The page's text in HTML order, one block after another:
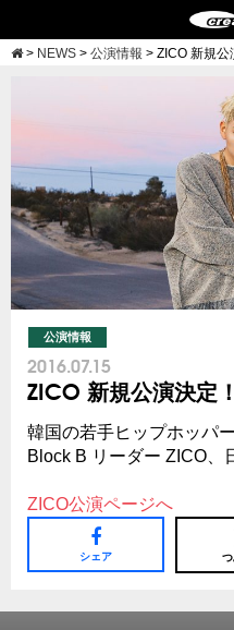
> NEWS > 公演情報 > ZICO 新規公
公演情報
2016.07.15
ZICO 新規公演決定！
韓国の若手ヒップホッパ
Block B リーダー ZICO、
ZICO公演ページへ
シェア つ